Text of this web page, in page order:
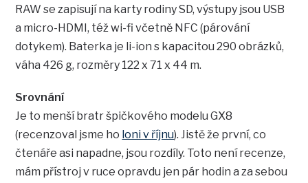
RAW se zapisují na karty rodiny SD, výstupy jsou USB
a micro-HDMI, též wi-fi včetně NFC (párování
dotykem). Baterka je li-ion s kapacitou 290 obrázků,
váha 426 g, rozměry 122 x 71 x 44 m.
Srovnání
Je to menší bratr špičkového modelu GX8
(recenzoval jsme ho loni v říjnu). Jistě že první, co
čtenáře asi napadne, jsou rozdíly. Toto není recenze,
mám přístroj v ruce opravdu jen pár hodin a za sebou